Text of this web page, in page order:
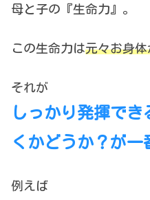
母と子の『生命力』。
この生命力は元々お身
それが
しっかり発揮で
くかどうか？が一
例えば